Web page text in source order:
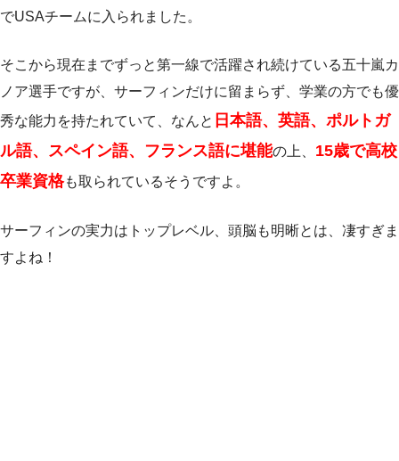
でUSAチームに入られました。
そこから現在までずっと第一線で活躍され続けている五十嵐カ
ノア選手ですが、サーフィンだけに留まらず、学業の方でも優
秀な能力を持たれていて、なんと 日本語、英語、ポルトガ
ル語、スペイン語、フランス語に堪能の上、 15歳で高校
卒業資格も取られているそうですよ。
サーフィンの実力はトップレベル、頭脳も明晰とは、凄すぎま
すよね！